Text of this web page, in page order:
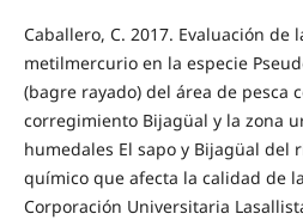
Caballero, C. 2017. Evaluación de
metilmercurio en la especie
(bagre rayado) del área de pesca
corregimiento Bijagüal y la zona
humedales El sapo y Bijagüal del
químico que afecta la calidad de
Corporación Universitaria